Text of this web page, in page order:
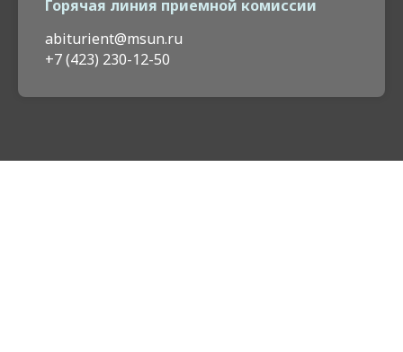
Горячая линия приемной комиссии
abiturient@msun.ru
+7 (423) 230-12-50